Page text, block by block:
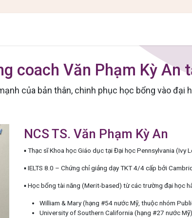
coach Văn Phạm Kỳ An
của bản thân, chinh phục học bổng vào đại
NCS TS. Văn Phạm Kỳ An
▪️ Thạc sĩ Khoa học Giáo dục tại Đại học Pennsylvania (Ivy
▪️ IELTS 8.0 – Chứng chỉ giảng dạy TKT 4/4 cấp bởi
▪️ Học bổng tài năng (Merit-based) từ các trường đại học
William & Mary (hạng #54 nước Mỹ, thuộc nhóm
University of Southern California (hạng #27 nước Mỹ)